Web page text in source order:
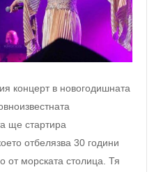
концерт в новогодишната
ще стартира
отбелязва 30 години
от морската столица. Тя